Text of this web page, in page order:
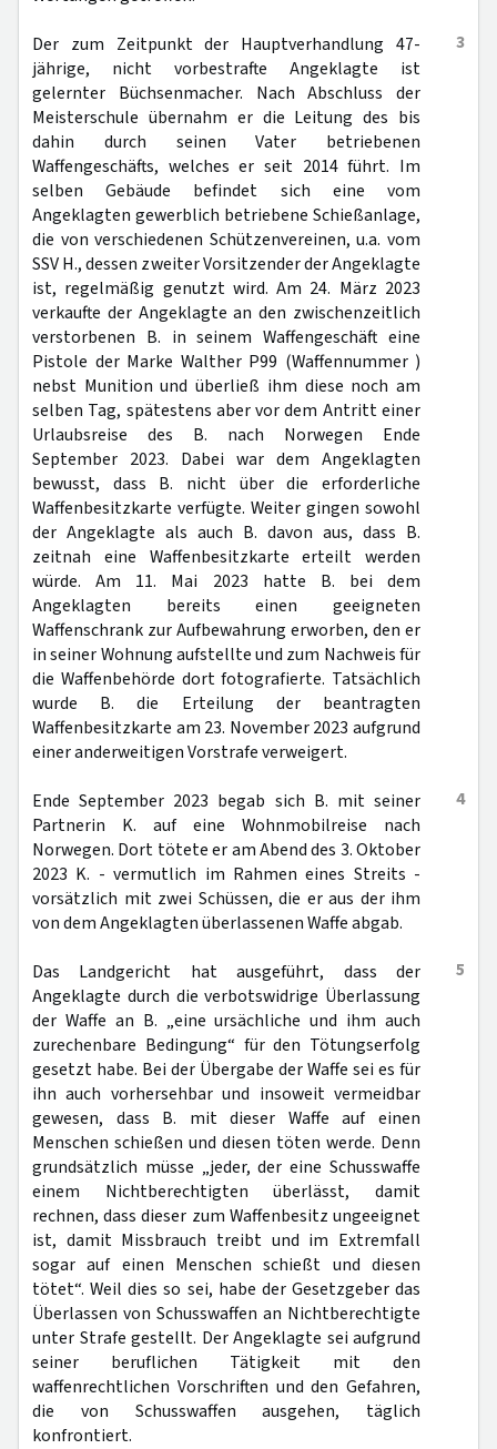
3
Der zum Zeitpunkt der Hauptverhandlung 47-
jährige, nicht vorbestrafte Angeklagte ist
gelernter Büchsenmacher. Nach Abschluss der
Meisterschule übernahm er die Leitung des bis
dahin durch seinen Vater betriebenen
Waffengeschäfts, welches er seit 2014 führt. Im
selben Gebäude befindet sich eine vom
Angeklagten gewerblich betriebene Schießanlage,
die von verschiedenen Schützenvereinen, u.a. vom
SSV H., dessen zweiter Vorsitzender der Angeklagte
ist, regelmäßig genutzt wird. Am 24. März 2023
verkaufte der Angeklagte an den zwischenzeitlich
verstorbenen B. in seinem Waffengeschäft eine
Pistole der Marke Walther P99 (Waffennummer )
nebst Munition und überließ ihm diese noch am
selben Tag, spätestens aber vor dem Antritt einer
Urlaubsreise des B. nach Norwegen Ende
September 2023. Dabei war dem Angeklagten
bewusst, dass B. nicht über die erforderliche
Waffenbesitzkarte verfügte. Weiter gingen sowohl
der Angeklagte als auch B. davon aus, dass B.
zeitnah eine Waffenbesitzkarte erteilt werden
würde. Am 11. Mai 2023 hatte B. bei dem
Angeklagten bereits einen geeigneten
Waffenschrank zur Aufbewahrung erworben, den er
in seiner Wohnung aufstellte und zum Nachweis für
die Waffenbehörde dort fotografierte. Tatsächlich
wurde B. die Erteilung der beantragten
Waffenbesitzkarte am 23. November 2023 aufgrund
einer anderweitigen Vorstrafe verweigert.
4
Ende September 2023 begab sich B. mit seiner
Partnerin K. auf eine Wohnmobilreise nach
Norwegen. Dort tötete er am Abend des 3. Oktober
2023 K. - vermutlich im Rahmen eines Streits -
vorsätzlich mit zwei Schüssen, die er aus der ihm
von dem Angeklagten überlassenen Waffe abgab.
5
Das Landgericht hat ausgeführt, dass der
Angeklagte durch die verbotswidrige Überlassung
der Waffe an B. „eine ursächliche und ihm auch
zurechenbare Bedingung“ für den Tötungserfolg
gesetzt habe. Bei der Übergabe der Waffe sei es für
ihn auch vorhersehbar und insoweit vermeidbar
gewesen, dass B. mit dieser Waffe auf einen
Menschen schießen und diesen töten werde. Denn
grundsätzlich müsse „jeder, der eine Schusswaffe
einem Nichtberechtigten überlässt, damit
rechnen, dass dieser zum Waffenbesitz ungeeignet
ist, damit Missbrauch treibt und im Extremfall
sogar auf einen Menschen schießt und diesen
tötet“. Weil dies so sei, habe der Gesetzgeber das
Überlassen von Schusswaffen an Nichtberechtigte
unter Strafe gestellt. Der Angeklagte sei aufgrund
seiner beruflichen Tätigkeit mit den
waffenrechtlichen Vorschriften und den Gefahren,
die von Schusswaffen ausgehen, täglich
konfrontiert.